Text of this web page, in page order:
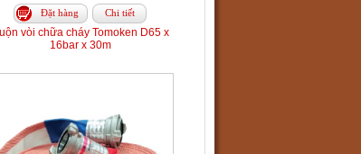
Đặt hàng Chi tiết
vòi chữa cháy Tomoken D65 x
16bar x 30m